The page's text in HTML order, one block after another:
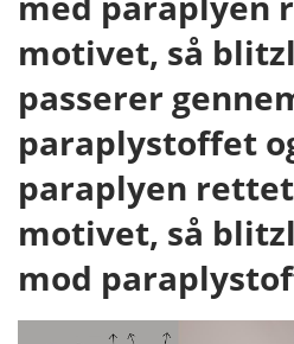
motivet, så
passerer
paraplystoffet
paraplyen
motivet, så
mod